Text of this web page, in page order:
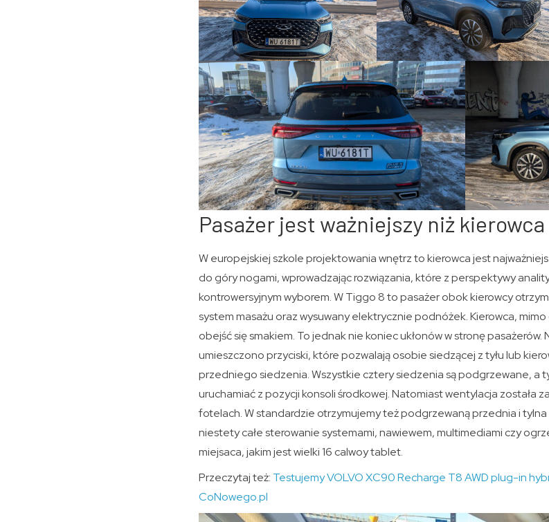
Pasażer jest ważniejszy niż kierowca
W europejskiej szkole projektowania wnętrz to kierowca jest
do góry nogami, wprowadzając rozwiązania, które z perspektywy
kontrowersyjnym wyborem. W Tiggo 8 to pasażer obok kierowcy
system masażu oraz wysuwany elektrycznie podnóżek. Kierowca,
obejść się smakiem. To jednak nie koniec ukłonów w stronę
umieszczono przyciski, które pozwalają osobie siedzącej z tyłu lub
przedniego siedzenia. Wszystkie cztery siedzenia są podgrzewane, a
uruchamiać z pozycji konsoli środkowej. Natomiast wentylacja została
fotelach. W standardzie otrzymujemy też podgrzewaną przednia i
niestety całe sterowanie systemami, nawiewem, multimediami czy
miejsaca, jakim jest wielki 16 calwoy tablet.
Przeczytaj też: Testujemy VOLVO XC90 Recharge T8 AWD plug-in
CoNowego.pl